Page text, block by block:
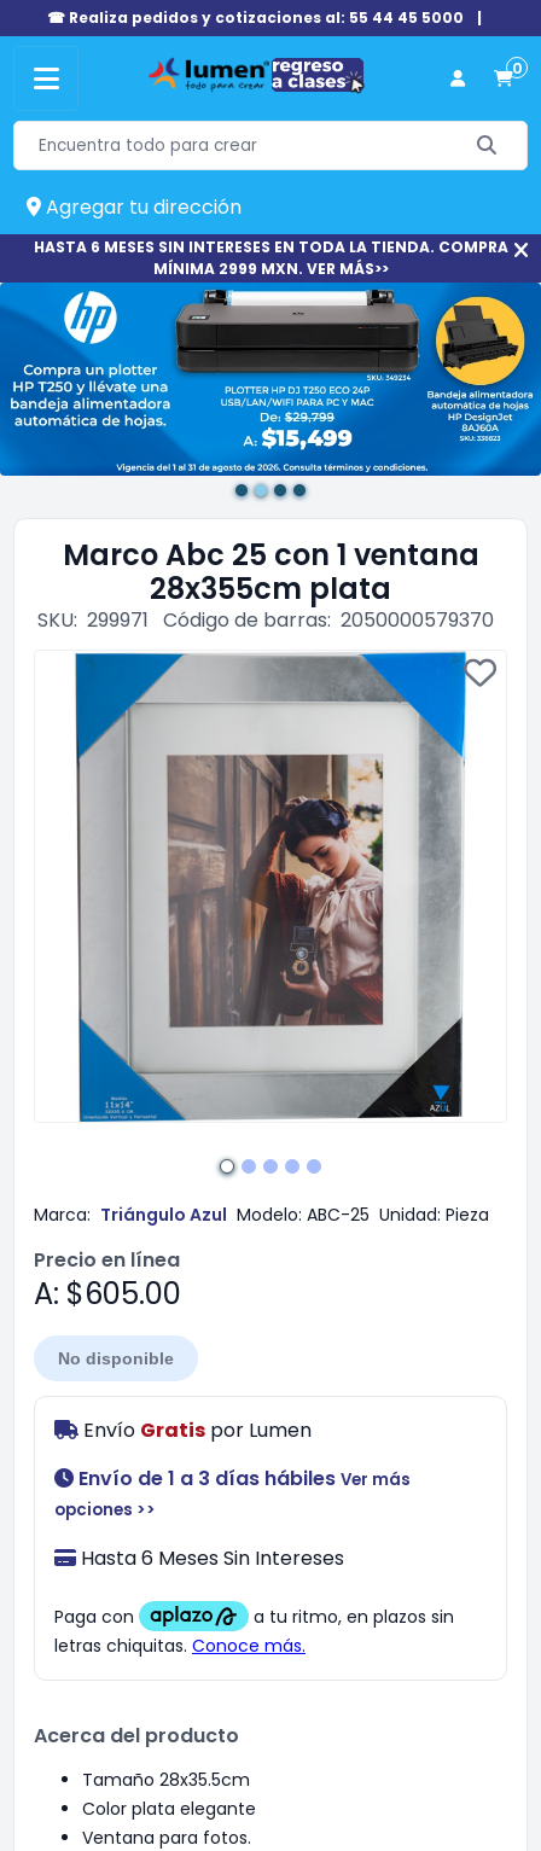
☎ Realiza pedidos y cotizaciones al: 55 44 45 5000 |
0
Agregar tu dirección
HASTA 6 MESES SIN INTERESES EN TODA LA TIENDA. COMPRA
MÍNIMA 2999 MXN. VER MÁS>>
Marco Abc 25 con 1 ventana
28x355cm plata
SKU: 299971 Código de barras: 2050000579370
Marca: Triángulo Azul Modelo: ABC-25 Unidad: Pieza
Precio en línea
A: $605.00
No disponible
Envío Gratis por Lumen
Envío de 1 a 3 días hábiles Ver más
opciones >>
Hasta 6 Meses Sin Intereses
Acerca del producto
Tamaño 28x35.5cm
Color plata elegante
Ventana para fotos.